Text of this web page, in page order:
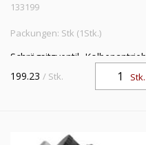
133199
Packungen: Stk (1Stk.)
Schrägsitzventil, Kolbenantrieb
NAMUR-Schnittstelle, Bronze,
Mediumstemp. -10°C bis
Stk.
199.23 / Stk.